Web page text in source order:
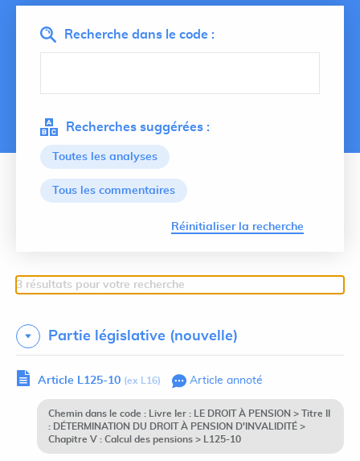
Recherche dans le code :
Recherches suggérées :
Toutes les analyses
Tous les commentaires
Réinitialiser la recherche
3 résultats pour votre recherche
Partie législative (nouvelle)
Article L125-10 (ex L16) Article annoté
Chemin dans le code : Livre Ier : LE DROIT À PENSION > Titre II
: DÉTERMINATION DU DROIT À PENSION D'INVALIDITÉ >
Chapitre V : Calcul des pensions > L125-10